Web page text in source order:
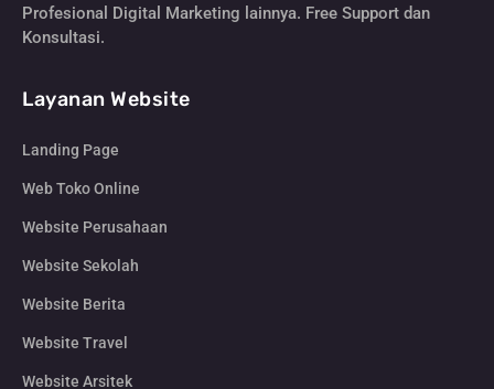
Profesional Digital Marketing lainnya. Free Support dan
Konsultasi.
Layanan Website
Landing Page
Web Toko Online
Website Perusahaan
Website Sekolah
Website Berita
Website Travel
Website Arsitek